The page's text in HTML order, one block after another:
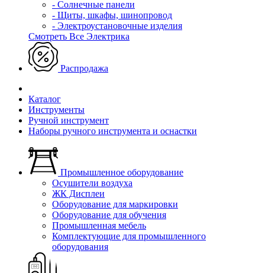
- Солнечные панели
- Щиты, шкафы, шинопровод
- Электроустановочные изделия
Смотреть Все Электрика
Распродажа
Каталог
Инструменты
Ручной инструмент
Наборы ручного инструмента и оснастки
Промышленное оборудование
Осушители воздуха
ЖК Дисплеи
Оборудование для маркировки
Оборудование для обучения
Промышленная мебель
Комплектующие для промышленного
оборудования